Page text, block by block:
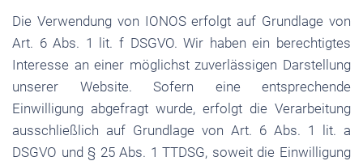
Die Verwendung von IONOS erfolgt auf Grundlage von
Art. 6 Abs. 1 lit. f DSGVO. Wir haben ein berechtigtes
Interesse an einer möglichst zuverlässigen Darstellung
unserer Website. Sofern eine entsprechende
Einwilligung abgefragt wurde, erfolgt die Verarbeitung
ausschließlich auf Grundlage von Art. 6 Abs. 1 lit. a
DSGVO und § 25 Abs. 1 TTDSG, soweit die Einwilligung